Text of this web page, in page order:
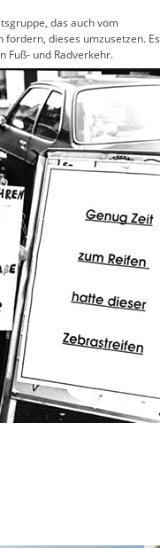
das auch vom
dieses umzusetzen. Es
Fuß- und Radverkehr.